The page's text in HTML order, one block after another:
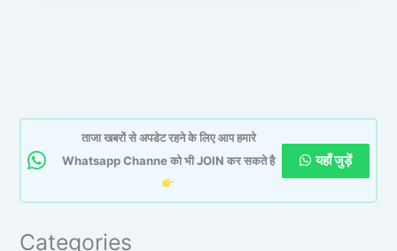
ताजा खबरों से अपडेट रहने के लिए आप हमारे
Whatsapp Channe को भी JOIN कर सकते है
यहाँ जुड़ें
Categories